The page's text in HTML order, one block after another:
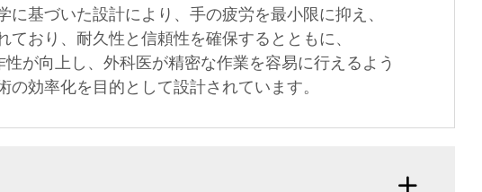
基づいた設計により、手の疲労を最小限に抑え、
おり、耐久性と信頼性を確保するとともに、
が向上し、外科医が精密な作業を容易に行えるよう
効率化を目的として設計されています。